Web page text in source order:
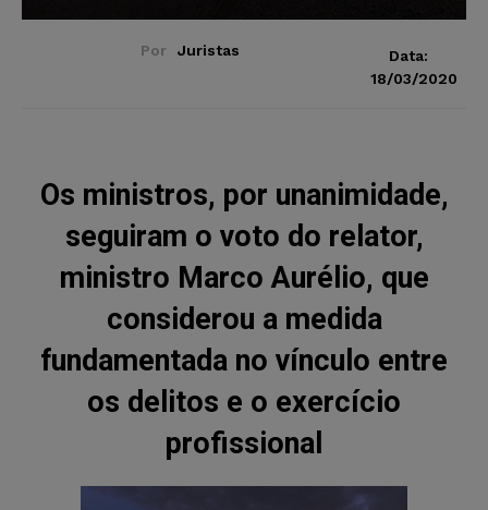
Por Juristas
Data:
18/03/2020
Os ministros, por unanimidade,
seguiram o voto do relator,
ministro Marco Aurélio, que
considerou a medida
fundamentada no vínculo entre
os delitos e o exercício
profissional